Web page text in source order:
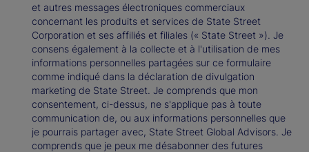
et autres messages électroniques commerciaux
concernant les produits et services de State Street
Corporation et ses affiliés et filiales (« State Street »). Je
consens également à la collecte et à l'utilisation de mes
informations personnelles partagées sur ce formulaire
comme indiqué dans la déclaration de divulgation
marketing de State Street. Je comprends que mon
consentement, ci-dessus, ne s'applique pas à toute
communication de, ou aux informations personnelles que
je pourrais partager avec, State Street Global Advisors. Je
comprends que je peux me désabonner des futures